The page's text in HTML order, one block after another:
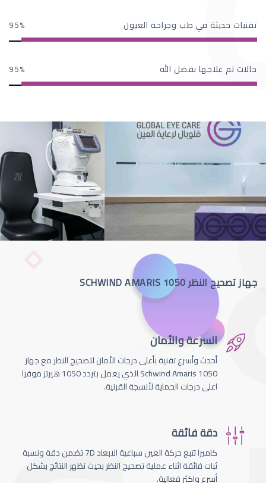
تقنيات حديثة في طب وجراحة العيون 95
حالات تم علاجها بفضل الله 95
جهاز تصحيح النظر SCHWIND AMARIS 1050
السرعة والأمان
أحدث وأسرع تقنية بأعلى درجات الأمان لتصحيج النظر مع جهاز
Schwind Amaris 1050 الذي يعمل بتردد 1050 هيرتز موفرا
اعلى درجات الحماية لأنسجة القرنية.
دقة فائقة
كاميرا تتبع حركة العين سباعية الابعاد 7D تضمن دقة ونسبة
ثبات فائقة اثناء عملية تصحيح النظر بحيث تظهر النتائج بشكل
أسرع واكثر فعالية.